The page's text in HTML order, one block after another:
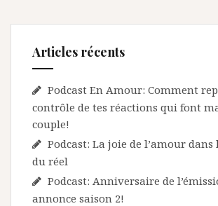
Articles récents
Podcast En Amour: Comment
contrôle de tes réactions qui font
couple!
Podcast: La joie de l’amour
du réel
Podcast: Anniversaire de
annonce saison 2!